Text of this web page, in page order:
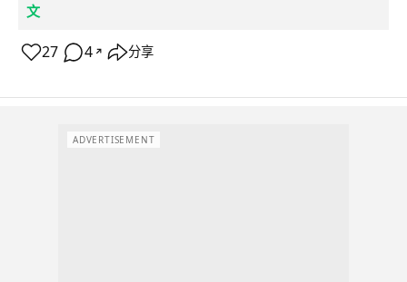
文
27 4 ↗ 分享
ADVERTISEMENT